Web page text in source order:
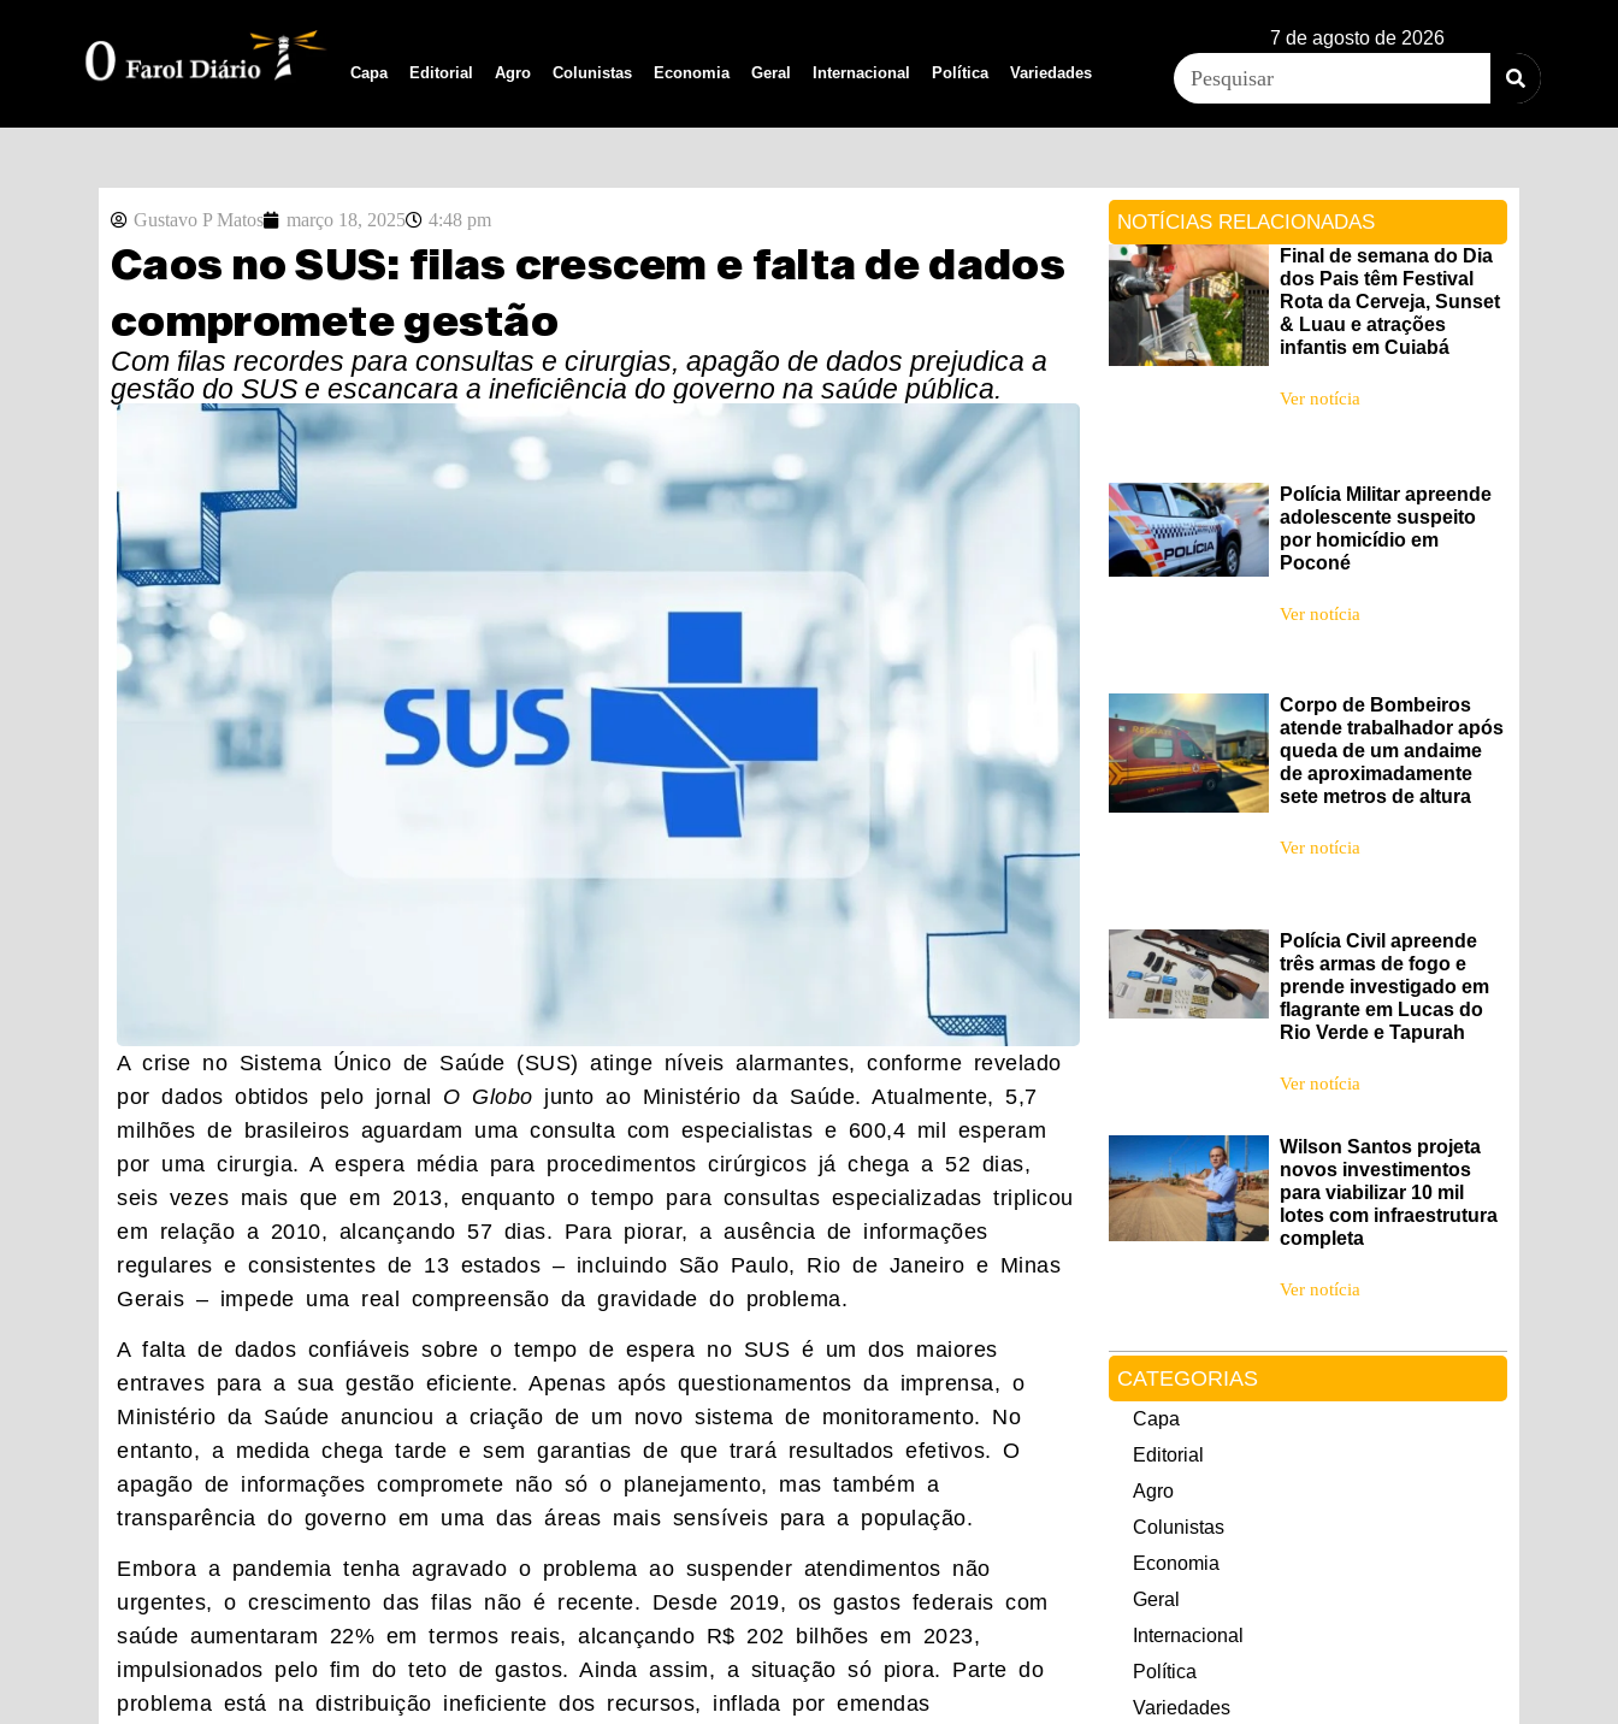
Capa Editorial Agro Colunistas Economia Geral Internacional Política Variedades
7 de agosto de 2026
Gustavo P Matos março 18, 2025 4:48 pm
Caos no SUS: filas crescem e falta de dados
compromete gestão
Com filas recordes para consultas e cirurgias, apagão de dados prejudica a
gestão do SUS e escancara a ineficiência do governo na saúde pública.
A crise no Sistema Único de Saúde (SUS) atinge níveis alarmantes, conforme revelado
por dados obtidos pelo jornal O Globo junto ao Ministério da Saúde. Atualmente, 5,7
milhões de brasileiros aguardam uma consulta com especialistas e 600,4 mil esperam
por uma cirurgia. A espera média para procedimentos cirúrgicos já chega a 52 dias,
seis vezes mais que em 2013, enquanto o tempo para consultas especializadas triplicou
em relação a 2010, alcançando 57 dias. Para piorar, a ausência de informações
regulares e consistentes de 13 estados – incluindo São Paulo, Rio de Janeiro e Minas
Gerais – impede uma real compreensão da gravidade do problema.
A falta de dados confiáveis sobre o tempo de espera no SUS é um dos maiores
entraves para a sua gestão eficiente. Apenas após questionamentos da imprensa, o
Ministério da Saúde anunciou a criação de um novo sistema de monitoramento. No
entanto, a medida chega tarde e sem garantias de que trará resultados efetivos. O
apagão de informações compromete não só o planejamento, mas também a
transparência do governo em uma das áreas mais sensíveis para a população.
Embora a pandemia tenha agravado o problema ao suspender atendimentos não
urgentes, o crescimento das filas não é recente. Desde 2019, os gastos federais com
saúde aumentaram 22% em termos reais, alcançando R$ 202 bilhões em 2023,
impulsionados pelo fim do teto de gastos. Ainda assim, a situação só piora. Parte do
problema está na distribuição ineficiente dos recursos, inflada por emendas
NOTÍCIAS RELACIONADAS
Final de semana do Dia
dos Pais têm Festival
Rota da Cerveja, Sunset
& Luau e atrações
infantis em Cuiabá
Ver notícia
Polícia Militar apreende
adolescente suspeito
por homicídio em
Poconé
Ver notícia
Corpo de Bombeiros
atende trabalhador após
queda de um andaime
de aproximadamente
sete metros de altura
Ver notícia
Polícia Civil apreende
três armas de fogo e
prende investigado em
flagrante em Lucas do
Rio Verde e Tapurah
Ver notícia
Wilson Santos projeta
novos investimentos
para viabilizar 10 mil
lotes com infraestrutura
completa
Ver notícia
CATEGORIAS
Capa
Editorial
Agro
Colunistas
Economia
Geral
Internacional
Política
Variedades